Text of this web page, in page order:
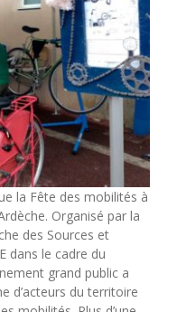
la Fête des mobilités à
Organisé par la
des Sources et
dans le cadre du
grand public a
d’acteurs du territoire